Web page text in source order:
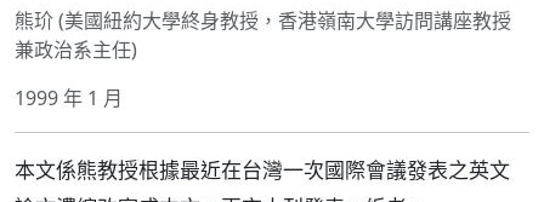
熊玠 (美國紐約大學終身教授，香港嶺南大學訪問講座教授
兼政治系主任)
1999 年 1 月
本文係熊教授根據最近在台灣一次國際會議發表之英文